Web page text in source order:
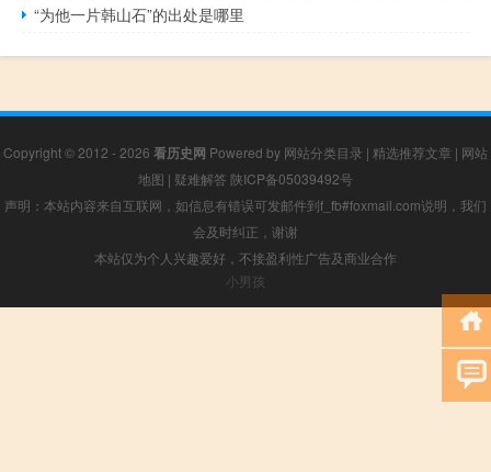
“为他一片韩山石”的出处是哪里
Copyright © 2012 - 2026 看历史网 Powered by 网站分类目录 | 精选推荐文章 | 网站
地图 | 疑难解答 陕ICP备05039492号
声明：本站内容来自互联网，如信息有错误可发邮件到f_fb#foxmail.com说明，我们
会及时纠正，谢谢
本站仅为个人兴趣爱好，不接盈利性广告及商业合作
小男孩